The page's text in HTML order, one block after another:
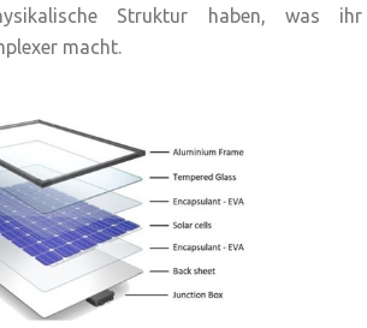
Struktur haben, was ihr
macht.